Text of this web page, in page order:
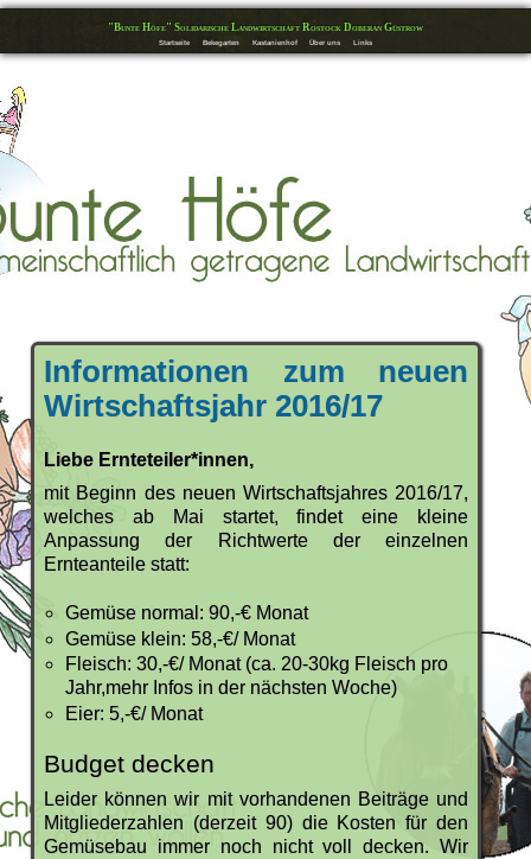
"Bunte Höfe" Solidarische Landwirtschaft Rostock Doberan Güstrow
Startseite Bekegarten Kastanienhof Über uns Links
Informationen zum neuen
Wirtschaftsjahr 2016/17
Liebe Ernteteiler*innen,
mit Beginn des neuen Wirtschaftsjahres 2016/17,
welches ab Mai startet, findet eine kleine
Anpassung der Richtwerte der einzelnen
Ernteanteile statt:
Gemüse normal: 90,-€ Monat
Gemüse klein: 58,-€/ Monat
Fleisch: 30,-€/ Monat (ca. 20-30kg Fleisch pro
Jahr,mehr Infos in der nächsten Woche)
Eier: 5,-€/ Monat
Budget decken
Leider können wir mit vorhandenen Beiträge und
Mitgliederzahlen (derzeit 90) die Kosten für den
Gemüsebau immer noch nicht voll decken. Wir